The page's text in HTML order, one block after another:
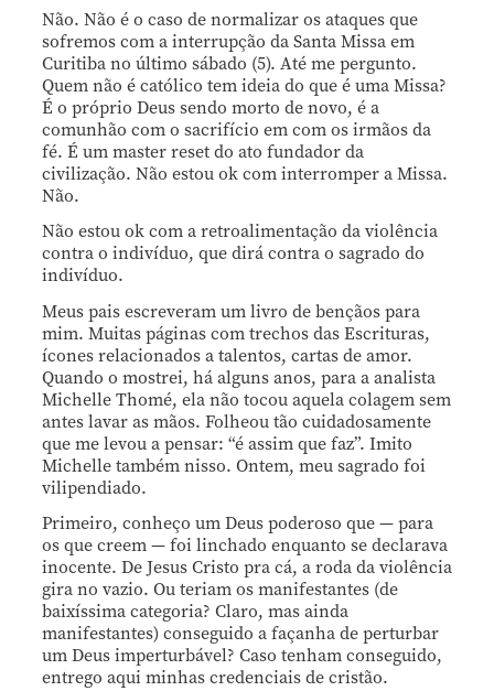
Não. Não é o caso de normalizar os ataques que
sofremos com a interrupção da Santa Missa em
Curitiba no último sábado (5). Até me pergunto.
Quem não é católico tem ideia do que é uma Missa?
É o próprio Deus sendo morto de novo, é a
comunhão com o sacrifício em com os irmãos da
fé. É um master reset do ato fundador da
civilização. Não estou ok com interromper a Missa.
Não.
Não estou ok com a retroalimentação da violência
contra o indivíduo, que dirá contra o sagrado do
indivíduo.
Meus pais escreveram um livro de bençãos para
mim. Muitas páginas com trechos das Escrituras,
ícones relacionados a talentos, cartas de amor.
Quando o mostrei, há alguns anos, para a analista
Michelle Thomé, ela não tocou aquela colagem sem
antes lavar as mãos. Folheou tão cuidadosamente
que me levou a pensar: “é assim que faz”. Imito
Michelle também nisso. Ontem, meu sagrado foi
vilipendiado.
Primeiro, conheço um Deus poderoso que — para
os que creem — foi linchado enquanto se declarava
inocente. De Jesus Cristo pra cá, a roda da violência
gira no vazio. Ou teriam os manifestantes (de
baixíssima categoria? Claro, mas ainda
manifestantes) conseguido a façanha de perturbar
um Deus imperturbável? Caso tenham conseguido,
entrego aqui minhas credenciais de cristão.